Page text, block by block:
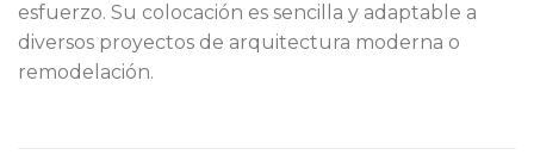
esfuerzo. Su colocación es sencilla y adaptable a
diversos proyectos de arquitectura moderna o
remodelación.